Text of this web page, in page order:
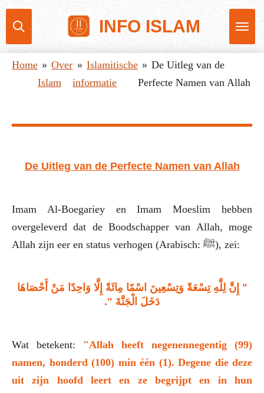
direct
naar
de
hoofdinhoud
INFO ISLAM
Home » Over
Islam
» Islamitische
informatie
» De Uitleg van de
Perfecte Namen van Allah
De Uitleg van de Perfecte Namen van Allah
Imam Al-Boegariey en Imam Moeslim hebben
overgeleverd dat de Boodschapper van Allah, moge
Allah zijn eer en status verhogen (Arabisch: ﷺ), zei:
" إِنَّ لِلَّهِ تِسْعَةً وَتِسْعِينَ اسْمًا مِائَةً إِلَّا وَاحِدًا مَنْ أَحْصَاهَا
دَخَلَ الْجَنَّةَ ".
Wat betekent:
"Allah heeft negenennegentig (99)
namen, honderd (100) min één (1). Degene die deze
uit zijn hoofd leert en ze begrijpt en in hun